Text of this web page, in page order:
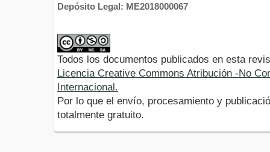
Depósito Legal: ME2018000067
Todos los documentos publicados en esta
Licencia Creative Commons Atribución -No
Internacional.
Por lo que el envío, procesamiento y
totalmente gratuito.